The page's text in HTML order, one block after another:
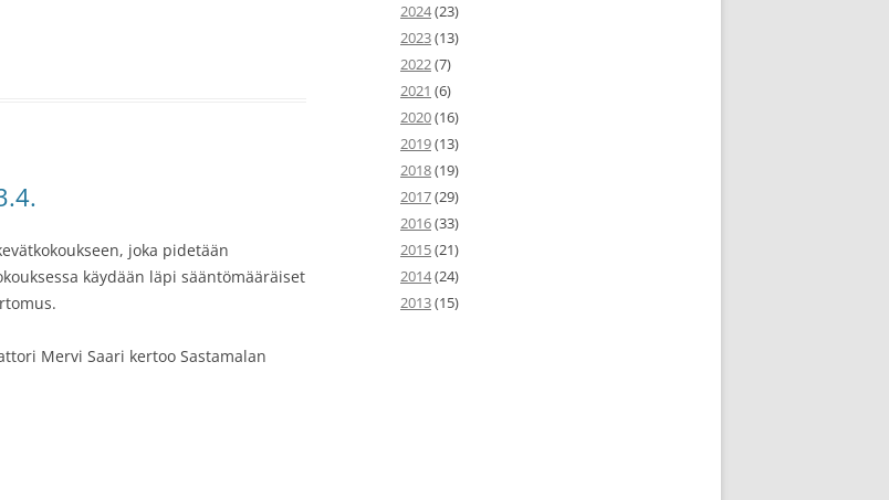
joka pidetään
käydään läpi sääntömääräiset
Mervi Saari kertoo Sastamalan
2024(23)
2023(13)
2022(7)
2021 (6)
2020(16)
2019(13)
2018(19)
2017(29)
2016(33)
2015(21)
2014(24)
2013(15)